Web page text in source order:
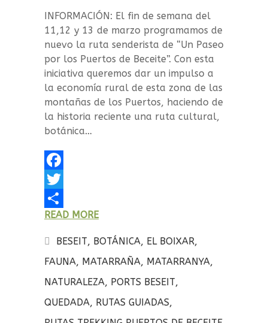
INFORMACIÓN: El fin de semana del
11,12 y 13 de marzo programamos de
nuevo la ruta senderista de “Un Paseo
por los Puertos de Beceite”. Con esta
iniciativa queremos dar un impulso a
la economía rural de esta zona de las
montañas de los Puertos, haciendo de
la historia reciente una ruta cultural,
botánica…
F
a
c
e
b
T
w
i
t
C
o
m
READ MORE
BESEIT, BOTÁNICA, EL BOIXAR,
FAUNA, MATARRAÑA, MATARRANYA,
NATURALEZA, PORTS BESEIT,
QUEDADA, RUTAS GUIADAS,